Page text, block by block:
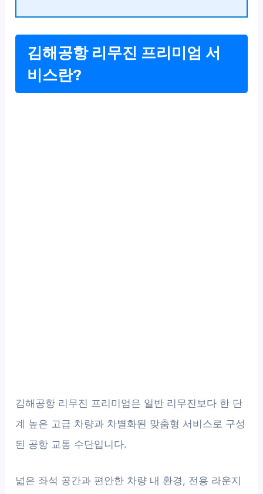
김해공항 리무진 프리미엄 서
비스란?
김해공항 리무진 프리미엄은 일반 리무진보다 한 단
계 높은 고급 차량과 차별화된 맞춤형 서비스로 구성
된 공항 교통 수단입니다.
넓은 좌석 공간과 편안한 차량 내 환경, 전용 라운지